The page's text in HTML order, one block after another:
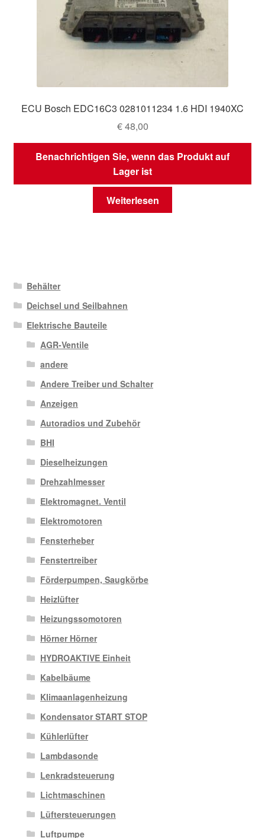
ECU Bosch EDC16C3 0281011234 1.6 HDI 1940XC
€48,00
Benachrichtigen Sie, wenn das Produkt auf
Lager ist
Weiterlesen
Behälter
Deichsel und Seilbahnen
Elektrische Bauteile
AGR-Ventile
andere
Andere Treiber und Schalter
Anzeigen
Autoradios und Zubehör
BHI
Dieselheizungen
Drehzahlmesser
Elektromagnet. Ventil
Elektromotoren
Fensterheber
Fenstertreiber
Förderpumpen, Saugkörbe
Heizlüfter
Heizungssomotoren
Hörner Hörner
HYDROAKTIVE Einheit
Kabelbäume
Klimaanlagenheizung
Kondensator START STOP
Kühlerlüfter
Lambdasonde
Lenkradsteuerung
Lichtmaschinen
Lüftersteuerungen
Luftpumpe